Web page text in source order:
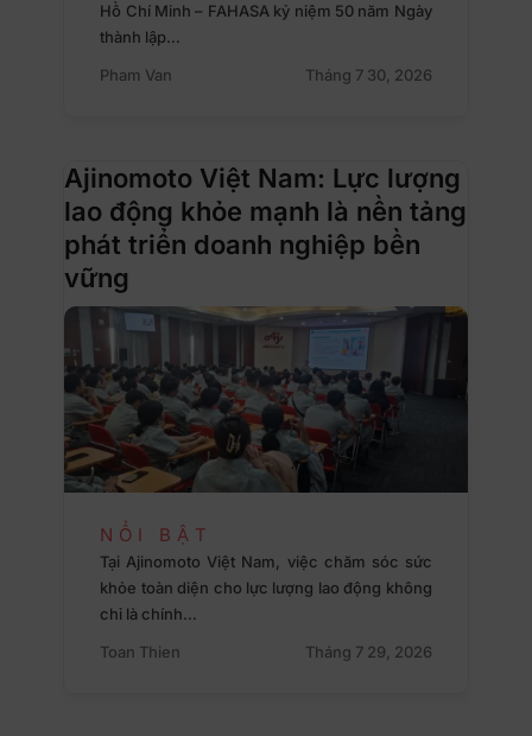
Hồ Chí Minh – FAHASA kỷ niệm 50 năm Ngày
thành lập…
Pham Van
Tháng 7 30, 2026
Ajinomoto Việt Nam: Lực lượng
lao động khỏe mạnh là nền tảng
phát triển doanh nghiệp bền
vững
NỔI BẬT
Tại Ajinomoto Việt Nam, việc chăm sóc sức
khỏe toàn diện cho lực lượng lao động không
chỉ là chính…
Toan Thien
Tháng 7 29, 2026